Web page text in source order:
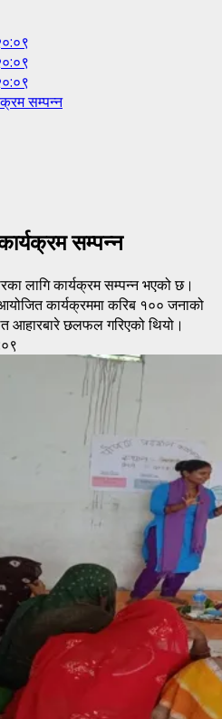
सम्पन्न
सम्पन्न
लागि कार्यक्रम सम्पन्न भएको छ।
कार्यक्रममा करिब १०० जनाको
आहारबारे छलफल गरिएको थियो।